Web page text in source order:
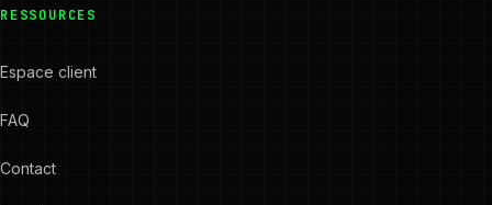
RESSOURCES
Espace client
FAQ
Contact